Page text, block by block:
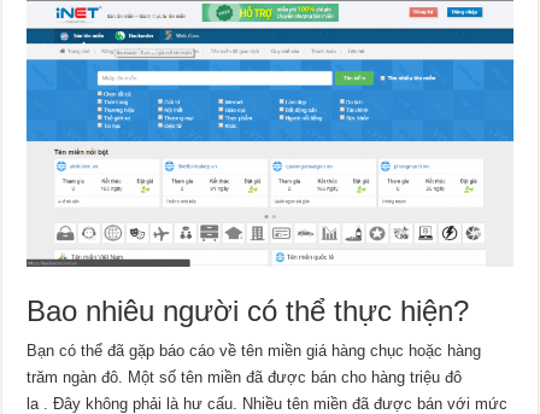
Bao nhiêu người có thể thực hiện?
Bạn có thể đã gặp báo cáo về tên miền giá hàng chục hoặc hàng
trăm ngàn đô. Một số tên miền đã được bán cho hàng triệu đô
la . Đây không phải là hư cấu. Nhiều tên miền đã được bán với mức